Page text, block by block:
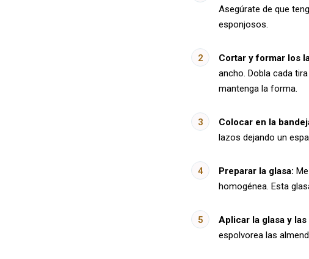
Asegúrate de que
esponjosos.
Cortar y formar los
ancho. Dobla cada
mantenga la forma.
Colocar en la
lazos dejando un
Preparar la glasa:
homogénea. Esta
Aplicar la glasa y las
espolvorea las